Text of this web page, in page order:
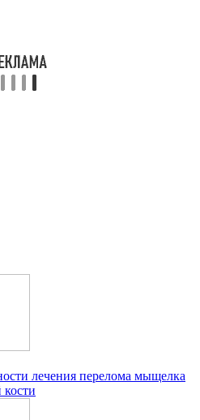
лечения перелома мыщелка